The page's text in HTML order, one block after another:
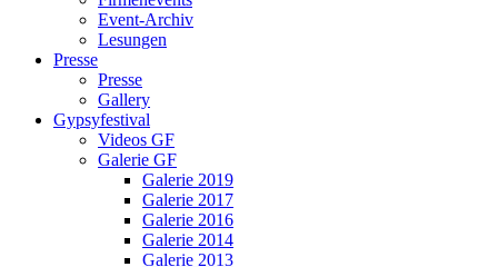
Event-Archiv
Lesungen
Presse
Presse
Gallery
Gypsyfestival
Videos GF
Galerie GF
Galerie 2019
Galerie 2017
Galerie 2016
Galerie 2014
Galerie 2013